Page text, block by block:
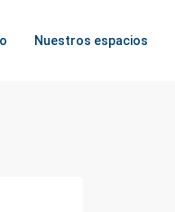
Nuestros espacios